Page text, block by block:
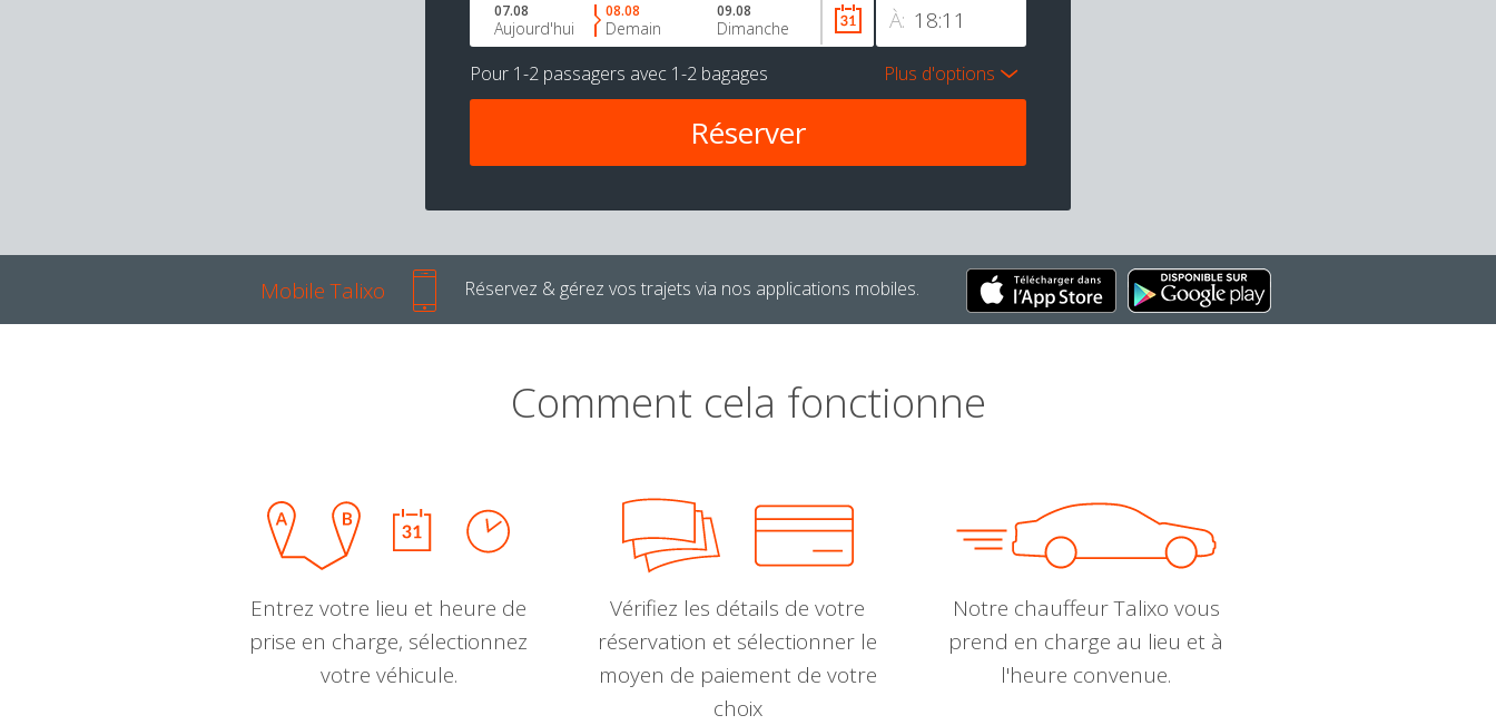
À:
07.08
Aujourd'hui
08.08
Demain
09.08
Dimanche
Pour 1-2 passagers avec 1-2 bagages Plus d'options
Mobile Talixo Réservez & gérez vos trajets via nos applications mobiles.
Comment cela fonctionne
Entrez votre lieu et heure de
prise en charge, sélectionnez
votre véhicule.
Vérifiez les détails de votre
réservation et sélectionner le
moyen de paiement de votre
choix
Notre chauffeur Talixo vous
prend en charge au lieu et à
l'heure convenue.